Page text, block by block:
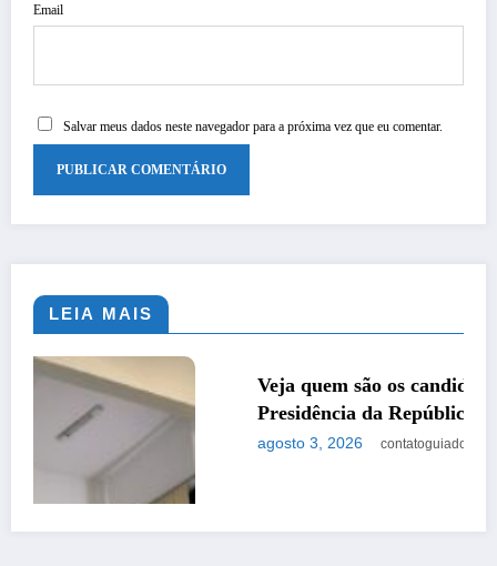
Email
Salvar meus dados neste navegador para a próxima vez que eu comentar.
LEIA MAIS
BRASIL
Veja quem são os candidatos já oficializados à
Presidência da República em 2026
agosto 3, 2026 contatoguiadoestado@gmail.com